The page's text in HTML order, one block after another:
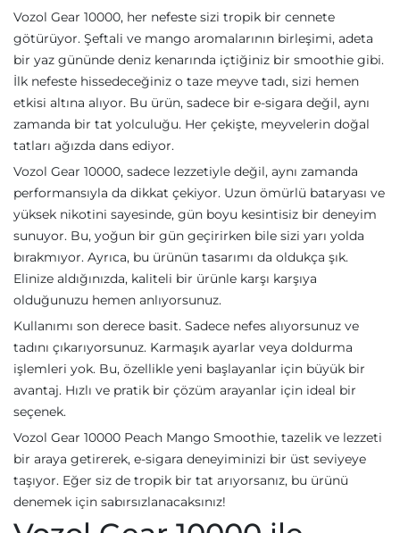
Vozol Gear 10000, her nefeste sizi tropik bir cennete
götürüyor. Şeftali ve mango aromalarının birleşimi, adeta
bir yaz gününde deniz kenarında içtiğiniz bir smoothie gibi.
İlk nefeste hissedeceğiniz o taze meyve tadı, sizi hemen
etkisi altına alıyor. Bu ürün, sadece bir e-sigara değil, aynı
zamanda bir tat yolculuğu. Her çekişte, meyvelerin doğal
tatları ağızda dans ediyor.
Vozol Gear 10000, sadece lezzetiyle değil, aynı zamanda
performansıyla da dikkat çekiyor. Uzun ömürlü bataryası ve
yüksek nikotini sayesinde, gün boyu kesintisiz bir deneyim
sunuyor. Bu, yoğun bir gün geçirirken bile sizi yarı yolda
bırakmıyor. Ayrıca, bu ürünün tasarımı da oldukça şık.
Elinize aldığınızda, kaliteli bir ürünle karşı karşıya
olduğunuzu hemen anlıyorsunuz.
Kullanımı son derece basit. Sadece nefes alıyorsunuz ve
tadını çıkarıyorsunuz. Karmaşık ayarlar veya doldurma
işlemleri yok. Bu, özellikle yeni başlayanlar için büyük bir
avantaj. Hızlı ve pratik bir çözüm arayanlar için ideal bir
seçenek.
Vozol Gear 10000 Peach Mango Smoothie, tazelik ve lezzeti
bir araya getirerek, e-sigara deneyiminizi bir üst seviyeye
taşıyor. Eğer siz de tropik bir tat arıyorsanız, bu ürünü
denemek için sabırsızlanacaksınız!